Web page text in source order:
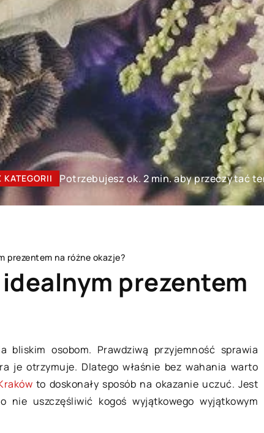
KATEGORII Potrzebujesz ok. 2 min. aby przeczytać
prezentem na różne okazje?
prezentem
osobom. Prawdziwą przyjemność sprawia
je otrzymuje. Dlatego właśnie bez wahania warto
to doskonały sposób na okazanie uczuć. Jest
nie uszczęśliwić kogoś wyjątkowego wyjątkowym